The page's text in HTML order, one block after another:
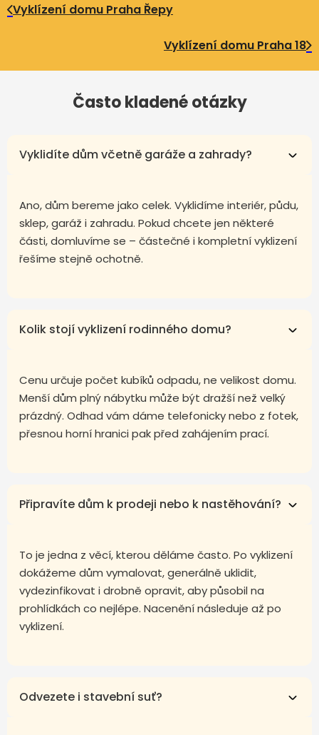
Vyklízení domu Praha Řepy
Vyklízení domu Praha 18
Často kladené otázky
Vyklidíte dům včetně garáže a zahrady?
Ano, dům bereme jako celek. Vyklidíme interiér, půdu,
sklep, garáž i zahradu. Pokud chcete jen některé
části, domluvíme se – částečné i kompletní vyklizení
řešíme stejně ochotně.
Kolik stojí vyklizení rodinného domu?
Cenu určuje počet kubíků odpadu, ne velikost domu.
Menší dům plný nábytku může být dražší než velký
prázdný. Odhad vám dáme telefonicky nebo z fotek,
přesnou horní hranici pak před zahájením prací.
Připravíte dům k prodeji nebo k nastěhování?
To je jedna z věcí, kterou děláme často. Po vyklizení
dokážeme dům vymalovat, generálně uklidit,
vydezinfikovat i drobně opravit, aby působil na
prohlídkách co nejlépe. Nacenění následuje až po
vyklizení.
Odvezete i stavební suť?